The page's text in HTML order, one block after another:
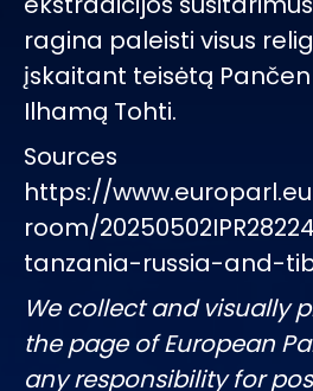
ragina paleisti visus
įskaitant teisėtą
Ilhamą Tohti.
Sources
https://
room/
tanzania-russia-and-
We collect and visually
the page of European
any responsibility for